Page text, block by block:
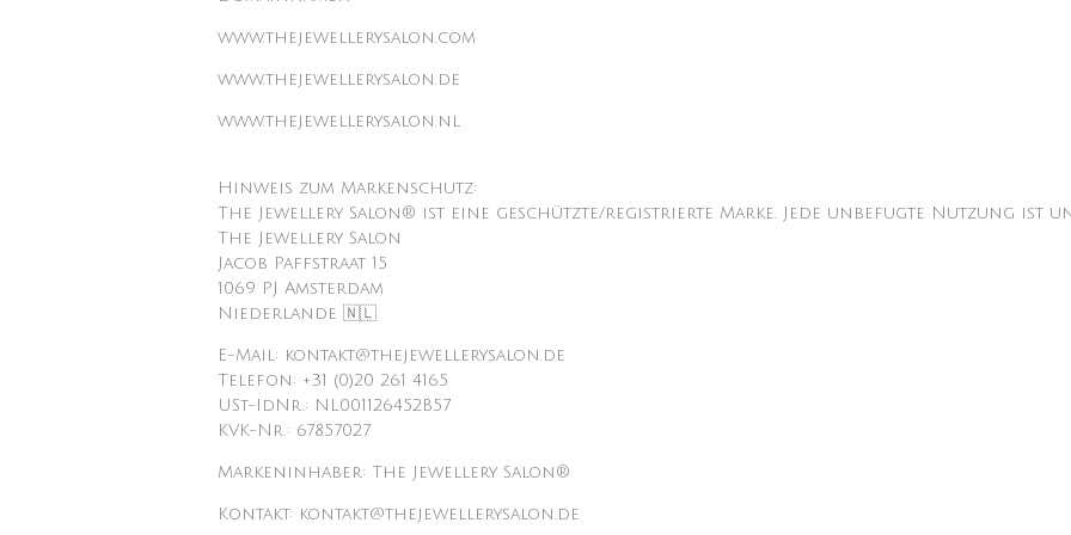
www.thejewellerysalon.com
www.thejewellerysalon.de
www.thejewellerysalon.nl
Hinweis zum Markenschutz:
The Jewellery Salon® ist eine geschützte/registrierte Marke. Jede unbefugte Nutzung ist
The Jewellery Salon
Jacob Paffstraat 15
1069 PJ Amsterdam
Niederlande 🇳🇱
E-Mail: kontakt@thejewellerysalon.de
Telefon: +31 (0)20 261 4165
USt-IdNr.: NL001126452B57
KVK-Nr.: 67857027
Markeninhaber: The Jewellery Salon®
Kontakt: kontakt@thejewellerysalon.de